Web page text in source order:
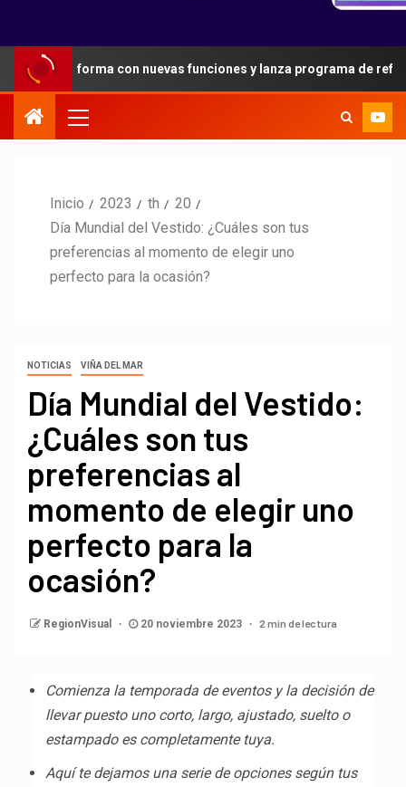
con nuevas funciones y lanza programa de referidos
Inicio 2023 th
20
Día Mundial del Vestido: ¿Cuáles son tus
preferencias al momento de elegir uno
perfecto para la ocasión?
NOTICIAS VIÑA DEL MAR
Día Mundial del Vestido:
¿Cuáles son tus
preferencias al
momento de elegir uno
perfecto para la
ocasión?
RegionVisual 20 noviembre 2023 2 min de lectura
Comienza la temporada de eventos y la decisión de
llevar puesto uno corto, largo, ajustado, suelto o
estampado es completamente tuya.
Aquí te dejamos una serie de opciones según tus